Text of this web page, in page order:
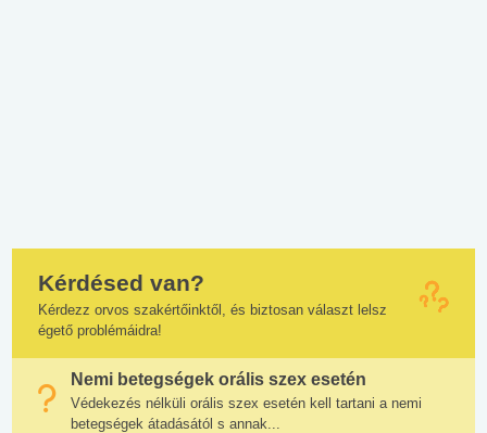
Kérdésed van?
Kérdezz orvos szakértőinktől, és biztosan választ lelsz
égető problémáidra!
Nemi betegségek orális szex esetén
Védekezés nélküli orális szex esetén kell tartani a nemi
betegségek átadásától s annak...